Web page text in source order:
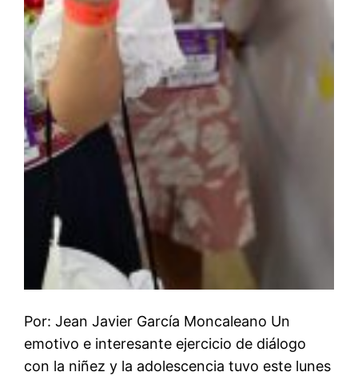
Por: Jean Javier García Moncaleano Un
emotivo e interesante ejercicio de diálogo
con la niñez y la adolescencia tuvo este lunes